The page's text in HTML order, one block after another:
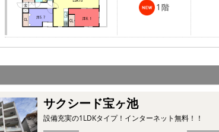
1 階
サクシード宝ヶ池
設備充実の1LDKタイプ！インターネット無料！！